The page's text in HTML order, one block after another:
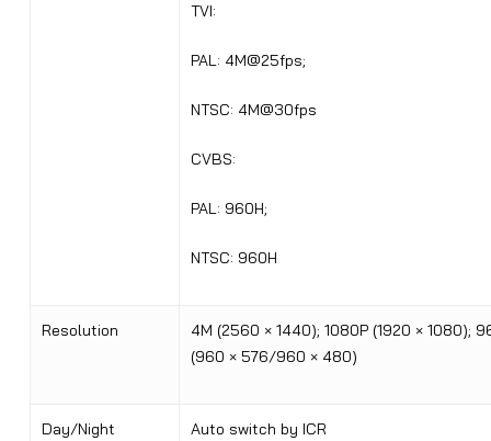
TVI:
PAL: 4M@25fps;
NTSC: 4M@30fps
CVBS:
PAL: 960H;
NTSC: 960H
Resolution
4M (2560 × 1440); 1080P (1920 × 1080);
(960 × 576/960 × 480)
Day/Night Auto switch by ICR